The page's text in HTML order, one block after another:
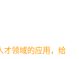
才领域的应用，给